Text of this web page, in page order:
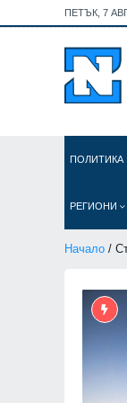
ПЕТЪК, 7
ПОЛИТИКА
РЕГИОНИ
Начало /